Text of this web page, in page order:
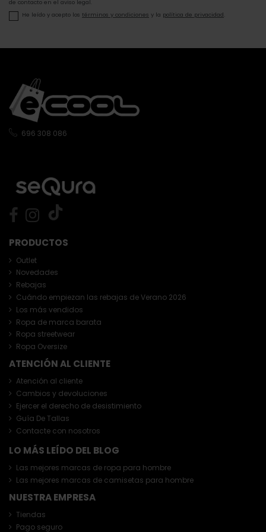
de contacto en el aviso legal.
He leído y acepto los términos y condiciones y la política de privacidad
PRODUCTOS
Outlet
Novedades
Rebajas
Cuándo empiezan las rebajas de Verano 2026
Los más vendidos
Ropa de marca barata
Ropa streetwear
Ropa Oversize
ATENCIÓN AL CLIENTE
Atención al cliente
Cambios y devoluciones
Ejercer el derecho de desistimiento
Guía De Tallas
Contacte con nosotros
LO MÁS LEÍDO DEL BLOG
Las mejores marcas de ropa para hombre
Las mejores marcas de camisetas para hombre
NUESTRA EMPRESA
Tiendas
Pago seguro
696 308 086